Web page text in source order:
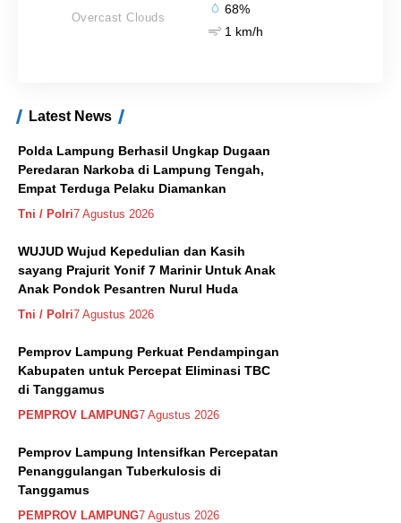
Overcast Clouds
68%
1 km/h
Latest News
Polda Lampung Berhasil Ungkap Dugaan
Peredaran Narkoba di Lampung Tengah,
Empat Terduga Pelaku Diamankan
Tni / Polri7 Agustus 2026
WUJUD Wujud Kepedulian dan Kasih
sayang Prajurit Yonif 7 Marinir Untuk Anak
Anak Pondok Pesantren Nurul Huda
Tni / Polri7 Agustus 2026
Pemprov Lampung Perkuat Pendampingan
Kabupaten untuk Percepat Eliminasi TBC
di Tanggamus
PEMPROV LAMPUNG7 Agustus 2026
Pemprov Lampung Intensifkan Percepatan
Penanggulangan Tuberkulosis di
Tanggamus
PEMPROV LAMPUNG7 Agustus 2026